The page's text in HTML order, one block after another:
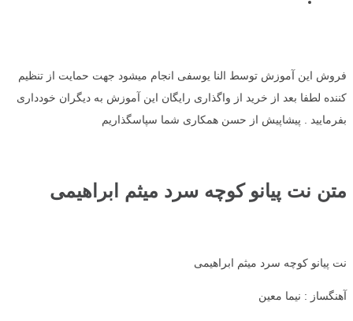
فروش این آموزش توسط النا یوسفی انجام میشود جهت حمایت از تنظیم
کننده لطفا بعد از خرید از واگذاری رایگان این آموزش به دیگران خودداری
بفرمایید . پیشاپیش از حسن همکاری شما سپاسگذاریم
متن نت پیانو کوچه سرد میثم ابراهیمی
نت پیانو کوچه سرد میثم ابراهیمی
آهنگساز : نیما معین